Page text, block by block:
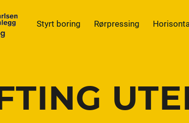
Styrt boring Rørpressing